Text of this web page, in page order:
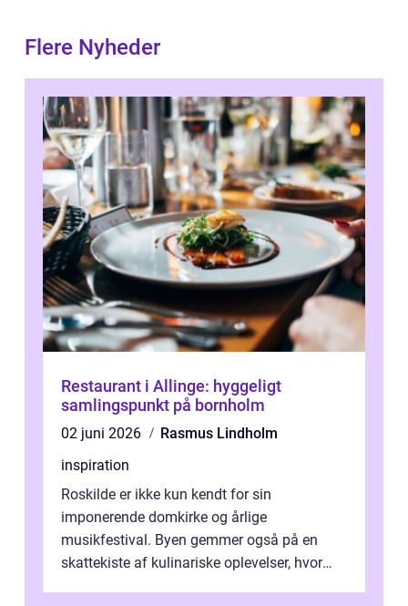
Flere Nyheder
Restaurant i Allinge: hyggeligt
samlingspunkt på bornholm
02 juni 2026
Rasmus Lindholm
inspiration
Roskilde er ikke kun kendt for sin
imponerende domkirke og årlige
musikfestival. Byen gemmer også på en
skattekiste af kulinariske oplevelser, hvor